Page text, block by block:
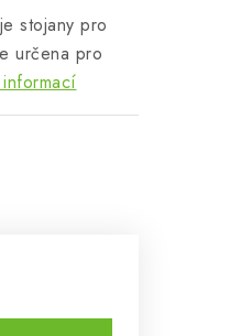
stojany pro
určena pro